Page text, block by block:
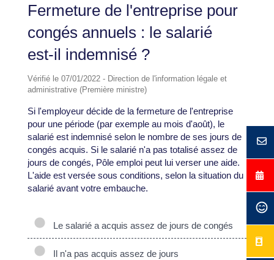
Fermeture de l'entreprise pour
congés annuels : le salarié
est-il indemnisé ?
Vérifié le 07/01/2022 - Direction de l'information légale et
administrative (Première ministre)
Si l'employeur décide de la fermeture de l'entreprise
pour une période (par exemple au mois d'août), le
salarié est indemnisé selon le nombre de ses jours de
congés acquis. Si le salarié n'a pas totalisé assez de
jours de congés, Pôle emploi peut lui verser une aide.
L'aide est versée sous conditions, selon la situation du
salarié avant votre embauche.
Le salarié a acquis assez de jours de congés
Il n'a pas acquis assez de jours